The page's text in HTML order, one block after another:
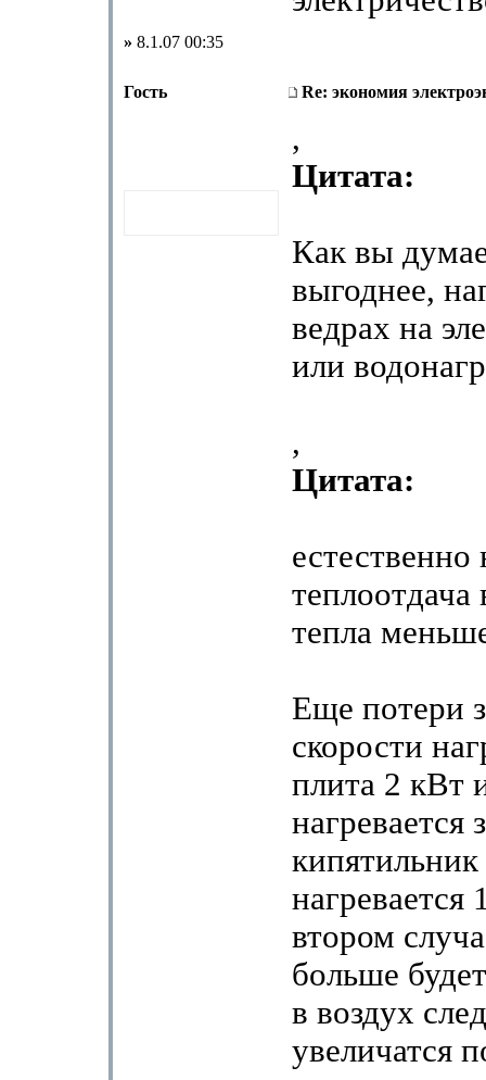
» 8.1.07 00:35
Гость Re: экономия
,
Цитата:
Как вы
выгоднее,
ведрах на
или
,
Цитата:
естественно
тепла
Еще потери
скорости
плита 2 кВт
нагревается
втором
больше
в воздух
увеличатся